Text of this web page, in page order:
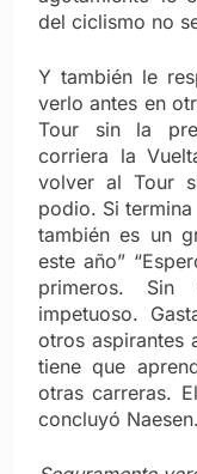
del ciclismo no
Y también le
verlo antes en
Tour sin la
corriera la
volver al Tour
podio. Si
también es un
este año”
primeros.
impetuoso.
otros aspirantes
tiene que
otras carreras.
concluyó Naesen.